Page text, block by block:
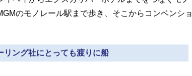
のモノレール駅まで歩き、そこからコンベンショ
リング社にとっても渡りに船